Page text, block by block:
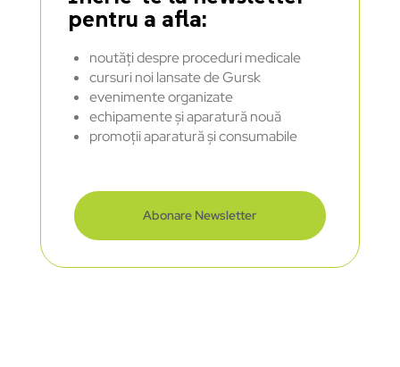
pentru a afla:
noutăți despre proceduri medicale
cursuri noi lansate de Gursk
evenimente organizate
echipamente și aparatură nouă
promoții aparatură și consumabile
Abonare Newsletter